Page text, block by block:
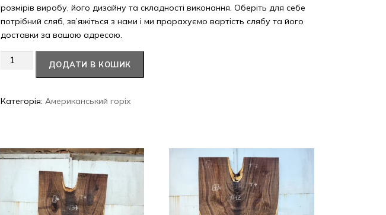
розмірів виробу, його дизайну та складності виконання. Оберіть для себе
потрібний сляб, зв’яжіться з нами і ми прорахуємо вартість слябу та його
доставки за вашою адресою.
Американський
кількість
ДОДАТИ В КОШИК
Категорія:Американський горіх